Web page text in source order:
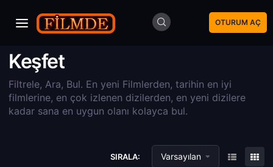
OTURUM AÇ
Keşfet
Filtrele, Ara, Bul. En yeni Filmlerden, tarihin en iyi
filmlerine, en çok izlenen dizilerden, en yeni dizilere
kadar sana en uygun olanı kolayca bul.
SIRALA: Varsayılan